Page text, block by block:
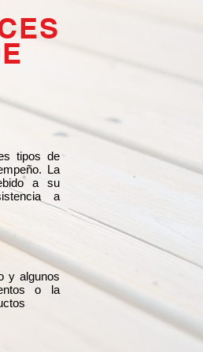
tipos de
La
a su
a
y algunos
o la